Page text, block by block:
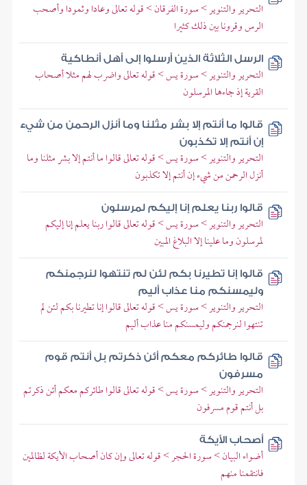
التحرير والتنوير > سورة الفرقان > قوله تعالى وعادا وثمودا وأصحب
الرس وقرونا بين ذلك كثيرا
الرسل الثلاثة الذين أرسلوا إلى أهل أنطاكية
التحرير والتنوير > سورة يس > قوله تعالى واضرب لهم مثلا أصحاب
القرية إذ جاءها المرسلون
قالوا ما أنتم إلا بشر مثلنا وما أنزل الرحمن من شيء
إن أنتم إلا تكذبون
التحرير والتنوير > سورة يس > قوله تعالى قالوا ما أنتم إلا بشر مثلنا وما
أنزل الرحمن من شيء إن أنتم إلا تكذبون
قالوا ربنا يعلم إنا إليكم لمرسلون
التحرير والتنوير > سورة يس > قوله تعالى قالوا ربنا يعلم إنا إليكم
لمرسلون وما علينا إلا البلاغ المبين
قالوا إنا تطيرنا بكم لئن لم تنتهوا لنرجمنكم
وليمسنكم منا عذاب أليم
التحرير والتنوير > سورة يس > قوله تعالى قالوا إنا تطيرنا بكم لئن لم
تنتهوا لنرجمنكم وليمسنكم منا عذاب أليم
قالوا طائركم معكم أئن ذكرتم بل أنتم قوم
مسرفون
التحرير والتنوير > سورة يس > قوله تعالى قالوا طائركم معكم أئن ذكرتم
بل أنتم قوم مسرفون
أصحاب الأيكة
أضواء البيان > سورة الحجر > قوله تعالى وإن كان أصحاب الأيكة لظالمين
فانتقمنا منهم